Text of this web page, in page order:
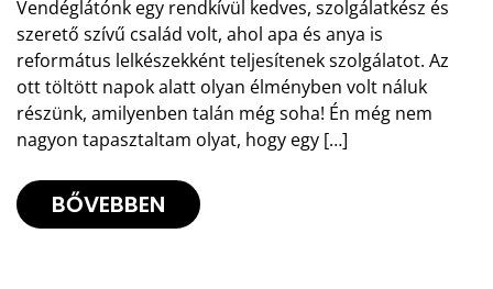
Vendéglátónk egy rendkívül kedves, szolgálatkész és
szerető szívű család volt, ahol apa és anya is
református lelkészekként teljesítenek szolgálatot. Az
ott töltött napok alatt olyan élményben volt náluk
részünk, amilyenben talán még soha! Én még nem
nagyon tapasztaltam olyat, hogy egy […]
BŐVEBBEN